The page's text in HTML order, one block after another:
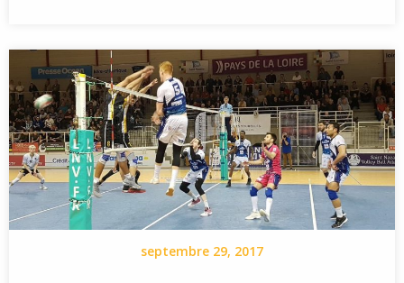
septembre 29, 2017